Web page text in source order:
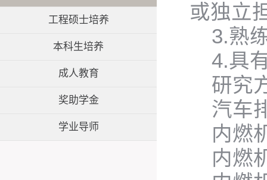
工程硕士培养
本科生培养
成人教育
奖助学金
学业导师
或独立
3.熟
4.具
研究
汽车
内燃
内燃